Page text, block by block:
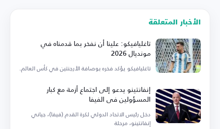
الأخبار المتعلقة
تاغليافيكو: علينا أن نفخر بما قدمناه في
مونديال 2026
تاغليافيكو يؤكد فخره بوصافة الأرجنتين في كأس العالم.
إنفانتينو يدعو إلى اجتماع أزمة مع كبار
المسؤولين في الفيفا
دخل رئيس الاتحاد الدولي لكرة القدم (فيفا)، جياني
إنفانتينو، مرحلة